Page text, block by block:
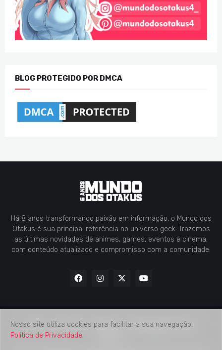
BLOG PROTEGIDO POR DMCA
Há 8 anos transformando paixão em informação, o Mundo dos
Otakus é sua principal referência no universo geek. Trazemos
as últimas novidades de animes, games, eventos e cinema,
com conteúdo atualizado e compromisso com a comunidade.
Home Contato Midia Kit
Verificação de Fatos
Nosso site utiliza cookies para facilitar a sua navegação.
Politica de Privacidade